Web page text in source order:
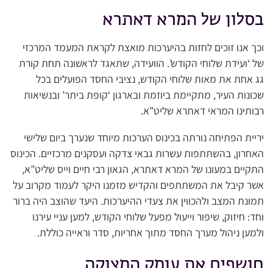
בסלון של המרא דאתרא
וכך אנו זוכים לחזות בהיערכות מואצת לקראת המעמד המרכזי
של ‘ועידת שלוחי הקודש’. הוועידה, שתאגד לראשונה תחת קורת
גג אחת את מאות שלוחי הקודש, נציבי החסד הפועלים בכל
שכונות העיר, מתקיימת ביוזמת ובארגון ‘קופת ביתר’ ובנשיאות
רבותינו המראי דאתרא שליט”א.
יריית הפתיחה נורתה בכינוס הערכות מיוחד שנערך ביום שלישי
האחרון, בהשתתפות עשרות גבאי צדקה ועסקנים מרכזיים. הכינוס
התקיים במעונו של המרא דאתרא, הגאון רבי חיים וייס שליט”א,
אשר קיבל את המשתתפים והקדיש מזמנו היקר לעמוד מקרוב על
תמונת המצב ולהכווין את צעדי ההיערכות. היעד שהוצב היה ברור
וחד: חיזוק, שיפור וייעול מפעל שלוחי הקודש, למען עניי עירנו
ולמען ניהול מערך החסד מתוך אחריות, סדר וראייה כוללת.